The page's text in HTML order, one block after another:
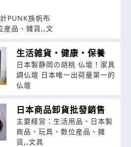
PUNK族帆布
産品、雑貨,,文
生活雑貨・健康・保養
日本製静岡の胡桃 仏壇！家具
調仏壇 日本唯一出荷量第一的
仏壇
日本商品卸貨批發銷售
主要経営：生活用品、日本製
商品、玩具、数位産品、雑
貨,,文具